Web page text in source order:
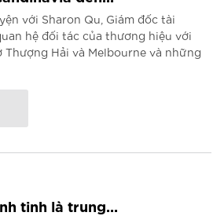
với Sharon Qu, Giám đốc tài
hệ đối tác của thương hiệu với
Thượng Hải và Melbourne và những
tinh là trung...